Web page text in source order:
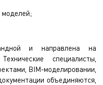
и направлена на
специалисты,
BIM-моделировании,
объединяются,